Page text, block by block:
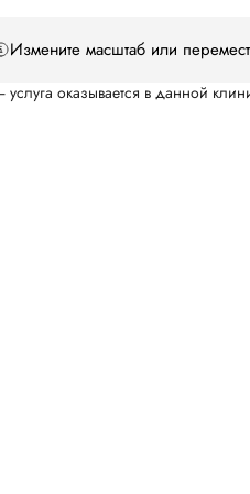
Измените масштаб или
услуга оказывается в данной